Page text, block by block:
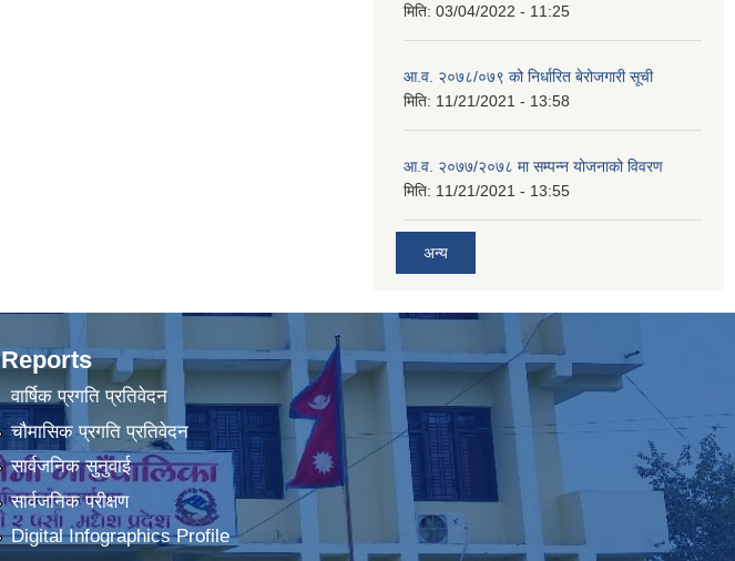
मिति: 03/04/2022 - 11:25
आ.व. २०७८/०७९ को निर्धारित बेरोजगारी सूची
मिति: 11/21/2021 - 13:58
आ.व. २०७७/२०७८ मा सम्पन्न योजनाको विवरण
मिति: 11/21/2021 - 13:55
अन्य
Reports
वार्षिक प्रगति प्रतिवेदन
चौमासिक प्रगति प्रतिवेदन
सार्वजनिक सुनुवाई
सार्वजनिक परीक्षण
Digital Infographics Profile